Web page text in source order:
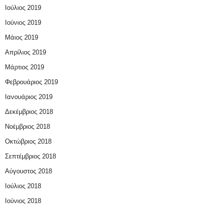
Ιούλιος 2019
Ιούνιος 2019
Μάιος 2019
Απρίλιος 2019
Μάρτιος 2019
Φεβρουάριος 2019
Ιανουάριος 2019
Δεκέμβριος 2018
Νοέμβριος 2018
Οκτώβριος 2018
Σεπτέμβριος 2018
Αύγουστος 2018
Ιούλιος 2018
Ιούνιος 2018